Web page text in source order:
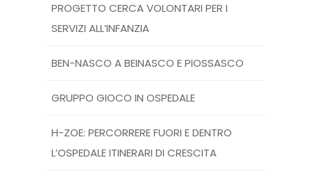
PROGETTO CERCA VOLONTARI PER I
SERVIZI ALL’INFANZIA
BEN-NASCO A BEINASCO E PIOSSASCO
GRUPPO GIOCO IN OSPEDALE
H-ZOE: PERCORRERE FUORI E DENTRO
L’OSPEDALE ITINERARI DI CRESCITA